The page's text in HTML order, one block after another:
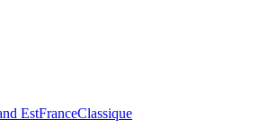
EstFranceClassique